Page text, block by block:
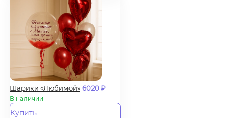
Шарики «Любимой» 6020₽
В наличии
Купить